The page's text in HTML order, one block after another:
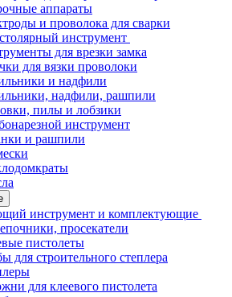
аппараты
и проволока для сварки
инструмент
для врезки замка
для вязки проволоки
и надфили
надфили, рашпили
пилы и лобзики
инструмент
и рашпили
инструмент и комплектующие
просекатели
пистолеты
для строительного степлера
для клеевого пистолета